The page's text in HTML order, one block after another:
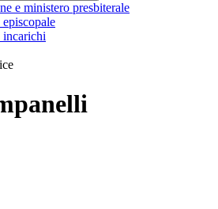
e ministero presbiterale
incarichi